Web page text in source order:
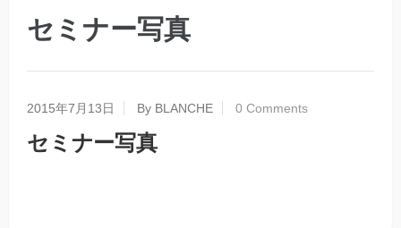
セミナー写真
2015年7月13日 By BLANCHE 0 Comments
セミナー写真